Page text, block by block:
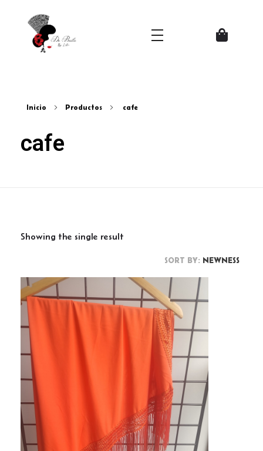
Inicio Productos cafe
cafe
Showing the single result
SORT BY: NEWNESS